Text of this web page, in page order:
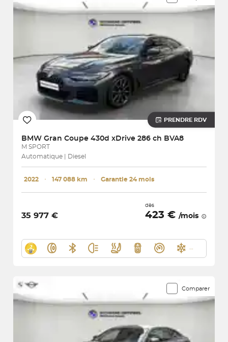
PRENDRE RDV
BMW Gran Coupe 430d xDrive 286 ch BVA8
M SPORT
Automatique | Diesel
2022 ･ 147 088 km ･ Garantie 24 mois
35 977 €
dès
423 € /mois
Comparer